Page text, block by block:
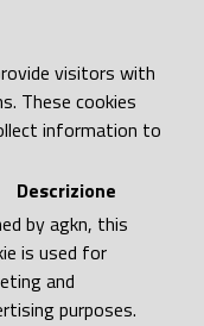
visitors with
These cookies
information to
Descrizione
by agkn, this
is used for
and
purposes.